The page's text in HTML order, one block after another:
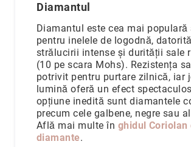
Diamantul
Diamantul este cea mai populară
pentru inelele de logodnă, datorită
strălucirii intense și durității sale
(10 pe scara Mohs). Rezistența
potrivit pentru purtare zilnică, iar
lumină oferă un efect
opțiune inedită sunt diamantele
precum cele galbene, negre sau
Află mai multe în ghidul Coriolan
diamante.